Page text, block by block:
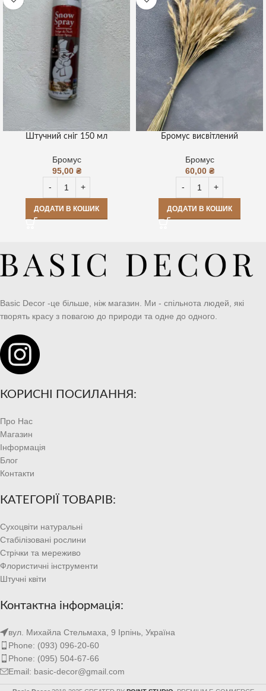
Штучний сніг 150 мл
Бромус
95,00 ₴
ДОДАТИ В КОШИК
Бромус висвітлений
Бромус
60,00 ₴
ДОДАТИ В КОШИК
Basic Decor -це більше, ніж магазин. Ми - спільнота людей, які
творять красу з повагою до природи та одне до одного.
КОРИСНІ ПОСИЛАННЯ:
Про Нас
Магазин
Інформація
Блог
Контакти
КАТЕГОРІЇ ТОВАРІВ:
Сухоцвіти натуральні
Стабілізовані рослини
Стрічки та мереживо
Флористичні інструменти
Штучні квіти
Контактна інформація:
вул. Михайла Стельмаха, 9 Ірпінь, Україна
Phone: (093) 096-20-60
Phone: (095) 504-67-66
Email: basic-decor@gmail.com